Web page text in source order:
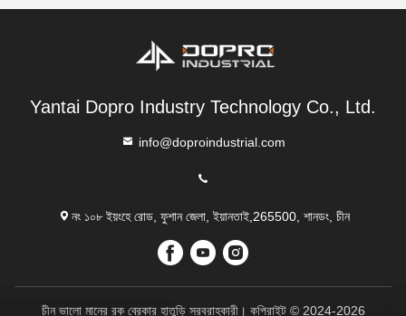
Yantai Dopro Industry Technology Co., Ltd.
info@doproindustrial.com
নং ১০৮ ইয়ংহে রোড, ফুশান জেলা, ইয়ানতাই,265500, শানডং, চীন
চীন ভালো মানের রক ব্রেকার হাতুড়ি সরবরাহকারী। কপিরাইট © 2024-2026